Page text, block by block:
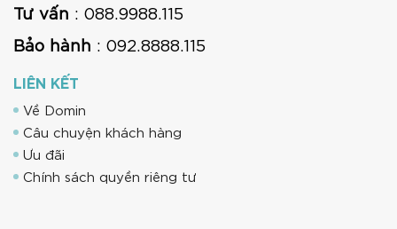
Tư vấn : 088.9988.115
Bảo hành : 092.8888.115
LIÊN KẾT
Về Domin
Câu chuyện khách hàng
Ưu đãi
Chính sách quyền riêng tư